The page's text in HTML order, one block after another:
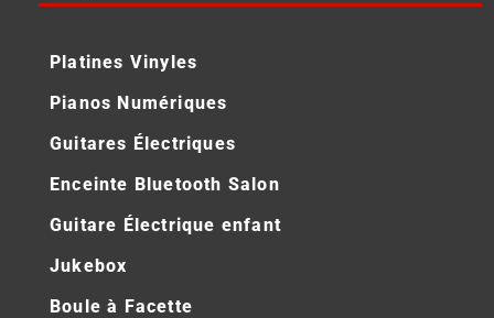
Platines Vinyles
Pianos Numériques
Guitares Électriques
Enceinte Bluetooth Salon
Guitare Électrique enfant
Jukebox
Boule à Facette